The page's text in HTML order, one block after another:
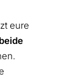
eure